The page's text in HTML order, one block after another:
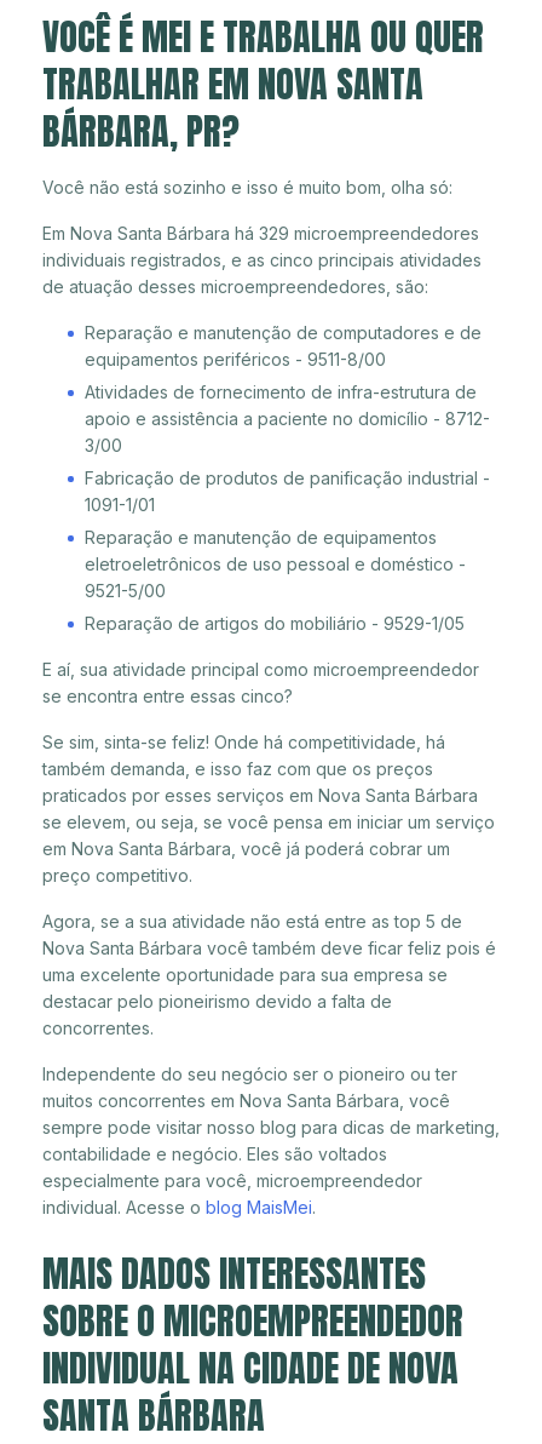
VOCÊ É MEI E TRABALHA OU QUER
TRABALHAR EM NOVA SANTA
BÁRBARA, PR?
Você não está sozinho e isso é muito bom, olha só:
Em Nova Santa Bárbara há 329 microempreendedores
individuais registrados, e as cinco principais atividades
de atuação desses microempreendedores, são:
Reparação e manutenção de computadores e de
equipamentos periféricos - 9511-8/00
Atividades de fornecimento de infra-estrutura de
apoio e assistência a paciente no domicílio - 8712-
3/00
Fabricação de produtos de panificação industrial -
1091-1/01
Reparação e manutenção de equipamentos
eletroeletrônicos de uso pessoal e doméstico -
9521-5/00
Reparação de artigos do mobiliário - 9529-1/05
E aí, sua atividade principal como microempreendedor
se encontra entre essas cinco?
Se sim, sinta-se feliz! Onde há competitividade, há
também demanda, e isso faz com que os preços
praticados por esses serviços em Nova Santa Bárbara
se elevem, ou seja, se você pensa em iniciar um serviço
em Nova Santa Bárbara, você já poderá cobrar um
preço competitivo.
Agora, se a sua atividade não está entre as top 5 de
Nova Santa Bárbara você também deve ficar feliz pois é
uma excelente oportunidade para sua empresa se
destacar pelo pioneirismo devido a falta de
concorrentes.
Independente do seu negócio ser o pioneiro ou ter
muitos concorrentes em Nova Santa Bárbara, você
sempre pode visitar nosso blog para dicas de marketing,
contabilidade e negócio. Eles são voltados
especialmente para você, microempreendedor
individual. Acesse o blog MaisMei.
MAIS DADOS INTERESSANTES
SOBRE O MICROEMPREENDEDOR
INDIVIDUAL NA CIDADE DE NOVA
SANTA BÁRBARA